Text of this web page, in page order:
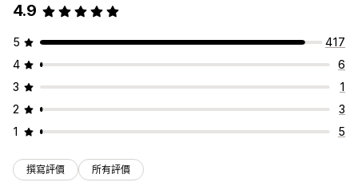
4.9
5
417
4
6
3
1
2
3
1
5
撰寫評價 所有評價